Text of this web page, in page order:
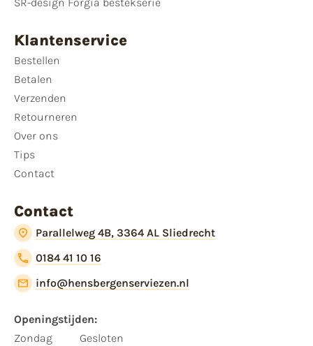
Klantenservice
Bestellen
Betalen
Verzenden
Retourneren
Over ons
Tips
Contact
Contact
Parallelweg 4B, 3364 AL Sliedrecht
0184 41 10 16
info@hensbergenserviezen.nl
Openingstijden:
Zondag
Gesloten